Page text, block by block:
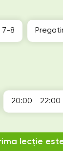
lecție
7-8
20:00 - 22:00